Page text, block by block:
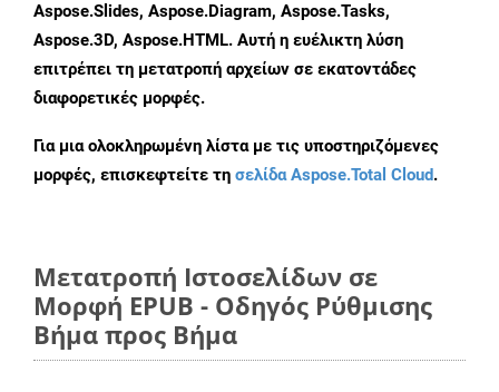
Aspose.Slides, Aspose.Diagram, Aspose.Tasks,
Aspose.3D, Aspose.HTML. Αυτή η ευέλικτη λύση
επιτρέπει τη μετατροπή αρχείων σε εκατοντάδες
διαφορετικές μορφές.
Για μια ολοκληρωμένη λίστα με τις υποστηριζόμενες
μορφές, επισκεφτείτε τη σελίδα Aspose.Total Cloud.
Μετατροπή Ιστοσελίδων σε
Μορφή EPUB - Οδηγός Ρύθμισης
Βήμα προς Βήμα